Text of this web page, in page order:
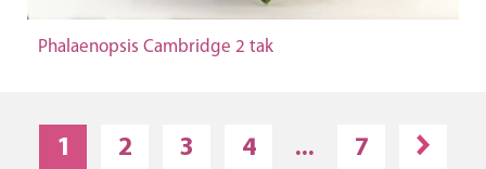
Phalaenopsis Cambridge 2 tak
1 2 3 4 ... 7